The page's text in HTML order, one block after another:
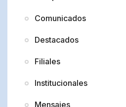
Comunicados
Destacados
Filiales
Institucionales
Mensajes